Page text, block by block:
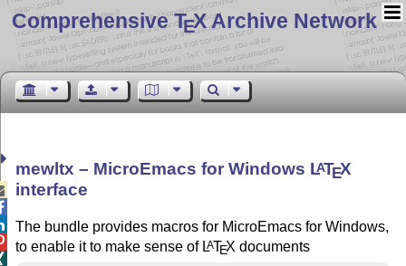
Comprehensive TEX Archive Network
mewltx – MicroEmacs for Windows LATEX
interface
The bundle provides macros for MicroEmacs for Windows,
to enable it to make sense of LATEX documents